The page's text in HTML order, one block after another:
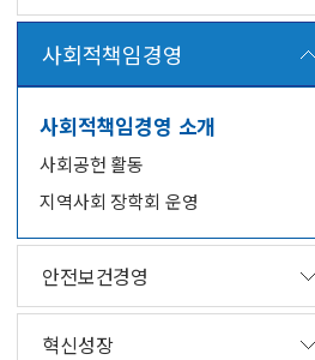
사회적책임경영
사회적책임경영 소개
사회공헌 활동
지역사회 장학회 운영
안전보건경영
혁신성장